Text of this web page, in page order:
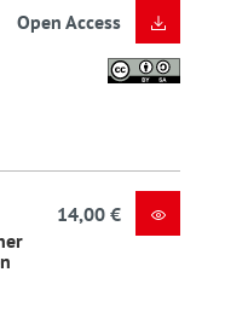
Open Access
14,00 €